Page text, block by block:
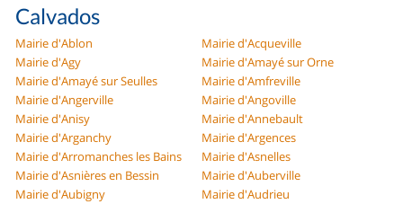
Calvados
Mairie d'Ablon
Mairie d'Acqueville
Mairie d'Agy
Mairie d'Amayé sur Orne
Mairie d'Amayé sur Seulles
Mairie d'Amfreville
Mairie d'Angerville
Mairie d'Angoville
Mairie d'Anisy
Mairie d'Annebault
Mairie d'Arganchy
Mairie d'Argences
Mairie d'Arromanches les Bains
Mairie d'Asnelles
Mairie d'Asnières en Bessin
Mairie d'Auberville
Mairie d'Aubigny
Mairie d'Audrieu